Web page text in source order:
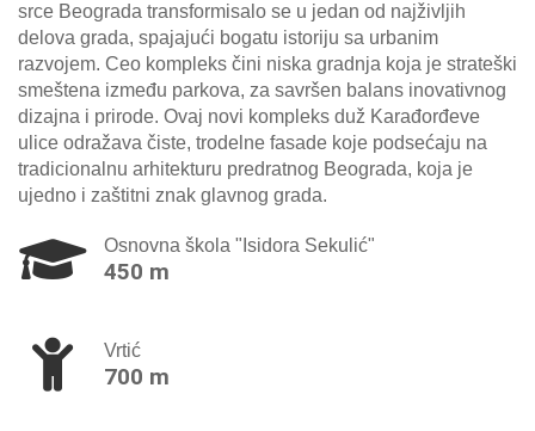
srce Beograda transformisalo se u jedan od najživljih
delova grada, spajajući bogatu istoriju sa urbanim
razvojem. Ceo kompleks čini niska gradnja koja je strateški
smeštena između parkova, za savršen balans inovativnog
dizajna i prirode. Ovaj novi kompleks duž Karađorđeve
ulice odražava čiste, trodelne fasade koje podsećaju na
tradicionalnu arhitekturu predratnog Beograda, koja je
ujedno i zaštitni znak glavnog grada.
Osnovna škola "Isidora Sekulić"
450 m
Vrtić
700 m